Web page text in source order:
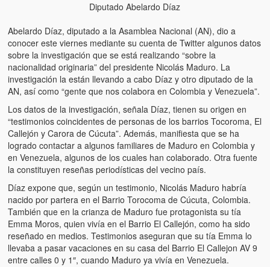
Luis y El Mono… en armas (Luis and El Mono… armed)
Puente Llaguno, Miraflores… ¿y Lina?
Radio Emisoras y canales de televisión clausurados por el
de Chávez hasta el 2009
Victimas del 11 de abril de 2002
Víctimas del régimen dictatorial de Chávez desde que tomó el
poder hasta el 31 de diciembre de 2009
Víctimas inocentes de la violencia castrista del 4 de Febrero de
1992
¡¡¡Miserable traidor, mira a tu pueblo!!! (Despicable traitor, look
your country!!!)
Fotos
Versos
Diputado Abelardo Díaz
Abelardo Díaz, diputado a la Asamblea Nacional (AN), dio a
conocer este viernes mediante su cuenta de Twitter algunos datos
sobre la investigación que se está realizando “sobre la
nacionalidad originaria” del presidente Nicolás Maduro. La
investigación la están llevando a cabo Díaz y otro diputado de la
AN, así como “gente que nos colabora en Colombia y Venezuela”.
Los datos de la investigación, señala Díaz, tienen su origen en
“testimonios coincidentes de personas de los barrios Tocoroma, El
Callejón y Carora de Cúcuta”. Además, manifiesta que se ha
logrado contactar a algunos familiares de Maduro en Colombia y
en Venezuela, algunos de los cuales han colaborado. Otra fuente
la constituyen reseñas periodísticas del vecino país.
Díaz expone que, según un testimonio, Nicolás Maduro habría
nacido por partera en el Barrio Torocoma de Cúcuta, Colombia.
También que en la crianza de Maduro fue protagonista su tía
Emma Moros, quien vivía en el Barrio El Callejón, como ha sido
reseñado en medios. Testimonios aseguran que su tía Emma lo
llevaba a pasar vacaciones en su casa del Barrio El Callejon AV 9
entre calles 0 y 1″, cuando Maduro ya vivía en Venezuela.